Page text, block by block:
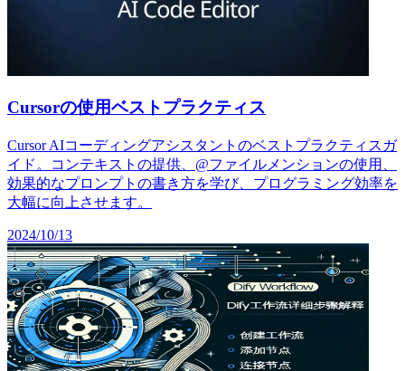
Cursorの使用ベストプラクティス
Cursor AIコーディングアシスタントのベストプラクティスガ
イド。コンテキストの提供、@ファイルメンションの使用、
効果的なプロンプトの書き方を学び、プログラミング効率を
大幅に向上させます。
2024/10/13